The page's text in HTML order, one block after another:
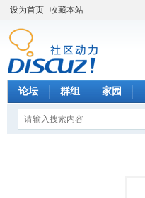
设为首页 收藏本站
论坛 群组 家园